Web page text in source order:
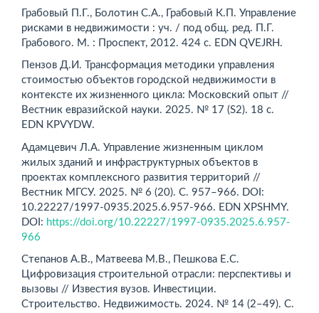
Грабовый П.Г., Болотин С.А., Грабовый К.П. Управление
рисками в недвижимости : уч. / под общ. ред. П.Г.
Грабового. М. : Проспект, 2012. 424 с. EDN QVEJRH.
Пензов Д.И. Трансформация методики управления
стоимостью объектов городской недвижимости в
контексте их жизненного цикла: Московский опыт //
Вестник евразийской ­науки. 2025. № 17 (S2). 18 с.
EDN KPVYDW.
Адамцевич Л.А. Управление жизненным циклом
жилых зданий и инфраструктурных объектов в
проектах комплекс­ного развития территорий //
Вестник МГСУ. 2025. № 6 (20). С. 957–966. DOI:
10.22227/1997-0935.2025.6.957-966. EDN XPSHMY.
DOI: https://doi.org/10.22227/1997-0935.2025.6.957-
966
Степанов А.В., Матвеева М.В., Пешкова Е.С.
Цифровизация строительной отрасли: перспективы и
вызовы // Известия вузов. Инвестиции.
Строительство. Недвижимость. 2024. № 14 (2–49). С.